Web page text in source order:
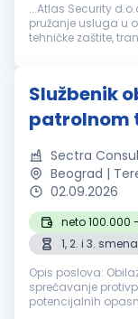
...Atlas Security
pružanje usluga u
tehničke zaštite,
Službenik
patrolnom
Sectra
Beograd |
02.09.2026
neto 100.000
1, 2. i 3. smena
Opis poslova: Obilazak i kontrola štićenih objekata, Otkrivanje i
sprečavanje
potencijalnih